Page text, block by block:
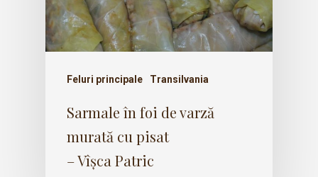
Feluri principale Transilvania
Sarmale în foi de varză
murată cu pisat
– Vîșca Patric